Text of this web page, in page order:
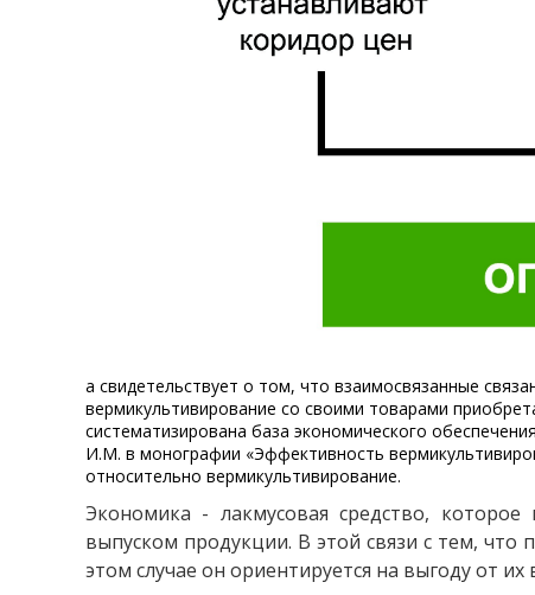
а свидетельствует о том, что взаимосвязанные
вермикультивирование со своими товарами
систематизирована база экономического
И.М. в монографии «Эффективность
относительно вермикультивирование.
Экономика - лакмусовая средство,
выпуском продукции. В этой связи с тем,
этом случае он ориентируется на выгоду от